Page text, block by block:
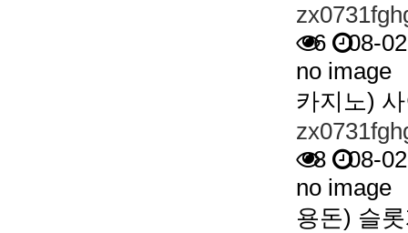
6 08-02
no image
카지노)
8 08-02
no image
용돈) 슬